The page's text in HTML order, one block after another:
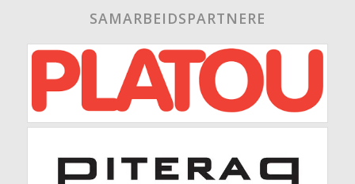
SAMARBEIDSPARTNERE